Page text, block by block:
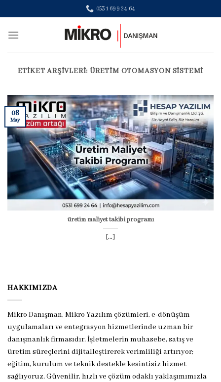
to
content
0531 699 24 64
ETIKET ARŞIVLERI:ÜRETIM OTOMASYON SISTEMI
üretim maliyet takibi programı
[...]
08
May
HAKKIMIZDA
Mikro Danışman, Mikro Yazılım çözümleri, e-dönüşüm
uygulamaları ve entegrasyon hizmetlerinde uzman bir
danışmanlık firmasıdır. İşletmelerin muhasebe, satış ve
üretim süreçlerini dijitalleştirerek verimliliği artırıyor;
eğitim, kurulum ve teknik destekle kesintisiz hizmet
sağlıyoruz. Güvenilir, hızlı ve çözüm odaklı yaklaşımımızla